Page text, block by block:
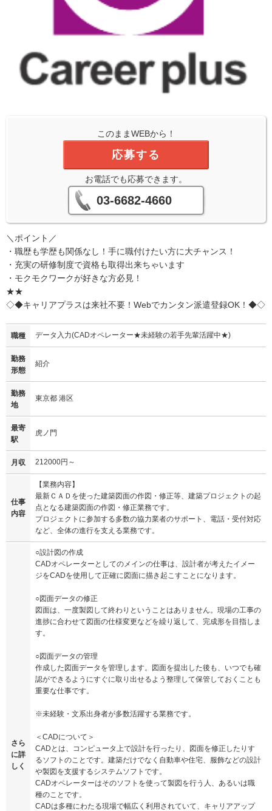
このままWEBから！
応募する
お電話でも応募できます。
03-6682-4660
＼ポイント／
・職歴も学歴も関係なし！手に職付けたい方に大チャンス！
・充実の研修制度で資格も取得出来ちゃいます
・モクモクワークが好きな方必見！
★★
◇◆キャリアプラスは来社不要！Webでカンタン派遣登録OK！◆◇
職種 データ入力(CADオペレーター★未経験の若手先輩活躍中★)
勤務
形態
紹介
勤務
地
東京都 港区
最寄
駅
虎ノ門
月収 212000円～
仕事
内容
【業務内容】
最新ＣＡＤを使った建築図面の作図・修正等、建築プロジェクトの起
点となる建築図面の作図・修正業務です。
プロジェクトに参加する多数の協力業者のサポート、電話・受付対応
など、全体の進行を支える業務です。
さら
に詳
しく
○設計図の作成
CADオペレーターとしてのメインの仕事は、設計者が考えたイメー
ジをCADを使用して正確に図面に描き起こすことになります。
○図面データの修正
図面は、一度製図して終わりということはありません。現場の工事の
進捗に合わせて図面の仕様変更などを繰り返して、完成形を目指しま
す。
○図面データの管理
作成した図面データを管理します。図面を提出した後も、いつでも確
認ができるようにすぐに取り出せるよう整理して保管しておくことも
重要な仕事です。
※未経験・文系出身者が多数活躍する業務です。
＜CADについて＞
CADとは、コンピュータ上で設計を行ったり、図面を修正したりす
るソフトのことです。建築だけでなく自動車や住宅、服飾などの設計
や製図を支援するシステムソフトです。
CADオペレーターはそのソフトを使って製図を行う人、あるいは職
種のことです。
CADは多種にわたる現場で幅広く利用されていて、キャリアアップ